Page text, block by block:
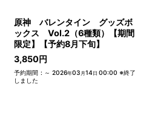
原神 バレンタイン グッズボ
ックス Vol.2（6種類）【期間
限定】【予約8月下旬】
3,850円
予約期間 : ～ 2026年03 月14 日 00:00 ※終了
しました